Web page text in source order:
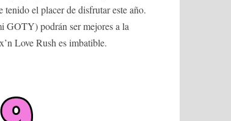
tenido el placer de disfrutar este año.
GOTY) podrán ser mejores a la
Love Rush es imbatible.